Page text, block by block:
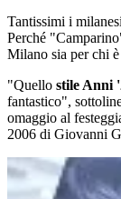
Tantissimi i
Perché
Milano sia per chi
"Quello stile Anni
fantastico",
omaggio al
2006 di Giovanni